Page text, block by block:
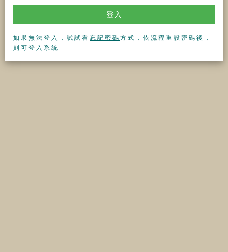
登入
如果無法登入，試試看 忘記密碼 方式，依流程重設密碼後，
則可登入系統